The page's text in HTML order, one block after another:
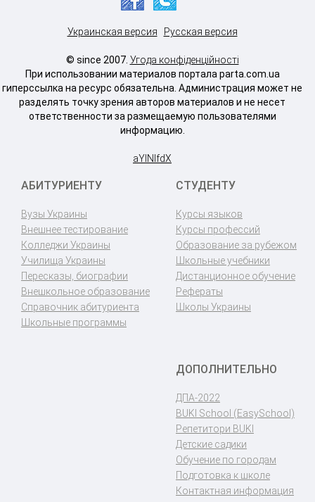
Украинская версия Русская версия
© since 2007. Угода конфіденційності
При использовании материалов портала parta.com.ua
гиперссылка на ресурс обязательна. Администрация может не
разделять точку зрения авторов материалов и не несет
ответственности за размещаемую пользователями
информацию.
aYlNlfdX
АБИТУРИЕНТУ
Вузы Украины
Внешнее тестирование
Колледжи Украины
Училища Украины
Пересказы, биографии
Внешкольное образование
Справочник абитуриента
Школьные программы
СТУДЕНТУ
Курсы языков
Курсы профессий
Образование за рубежом
Школьные учебники
Дистанционное обучение
Рефераты
Школы Украины
ДОПОЛНИТЕЛЬНО
ДПА-2022
BUKI School (EasySchool)
Репетитори BUKI
Детские садики
Обучение по городам
Подготовка к школе
Контактная информация